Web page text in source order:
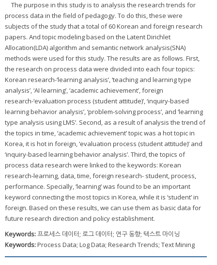
The purpose in this study is to analysis the research trends for
process data in the field of pedagogy. To do this, these were
subjects of the study that a total of 60 Korean and foreign research
papers. And topic modeling based on the Latent Dirichlet
Allocation(LDA) algorithm and semantic network analysis(SNA)
methods were used for this study. The results are as follows. First,
the research on process data were divided into each four topics:
Korean research-‘learning analysis’, ‘teaching and learning type
analysis’, ‘AI learning’, ‘academic achievement’, foreign
research-‘evaluation process (student attitude)’, ‘inquiry-based
learning behavior analysis’, ‘problem-solving process’, and ‘learning
type analysis using LMS’. Second, as a result of analysis the trend of
the topics in time, ‘academic achievement’ topic was a hot topic in
Korea, it is hot in foreign, ‘evaluation process (student attitude)’ and
‘inquiry-based learning behavior analysis’. Third, the topics of
process data research were linked to the keywords: Korean
research-learning, data, time, foreign research- student, process,
performance. Specially, ‘learning’ was found to be an important
keyword connecting the most topics in Korea, while it is ‘student’ in
foreign. Based on these results, we can use them as basic data for
future research direction and policy establishment.
Keywords:프로세스 데이터; 로그 데이터; 연구 동향; 텍스트 마이닝
Keywords:Process Data; Log Data; Research Trends; Text Mining